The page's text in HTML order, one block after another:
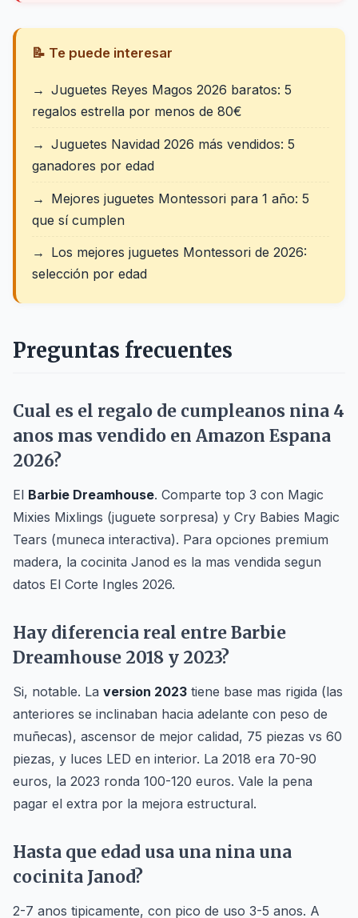
📝 Te puede interesar
Juguetes Reyes Magos 2026 baratos: 5
regalos estrella por menos de 80€
Juguetes Navidad 2026 más vendidos: 5
ganadores por edad
Mejores juguetes Montessori para 1 año: 5
que sí cumplen
Los mejores juguetes Montessori de 2026:
selección por edad
Preguntas frecuentes
Cual es el regalo de cumpleanos nina 4
anos mas vendido en Amazon Espana
2026?
El Barbie Dreamhouse. Comparte top 3 con Magic
Mixies Mixlings (juguete sorpresa) y Cry Babies Magic
Tears (muneca interactiva). Para opciones premium
madera, la cocinita Janod es la mas vendida segun
datos El Corte Ingles 2026.
Hay diferencia real entre Barbie
Dreamhouse 2018 y 2023?
Si, notable. La version 2023 tiene base mas rigida (las
anteriores se inclinaban hacia adelante con peso de
muñecas), ascensor de mejor calidad, 75 piezas vs 60
piezas, y luces LED en interior. La 2018 era 70-90
euros, la 2023 ronda 100-120 euros. Vale la pena
pagar el extra por la mejora estructural.
Hasta que edad usa una nina una
cocinita Janod?
2-7 anos tipicamente, con pico de uso 3-5 anos. A